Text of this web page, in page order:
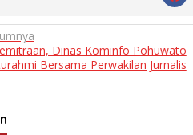
Dinas Kominfo Pohuwato
Bersama Perwakilan Jurnalis